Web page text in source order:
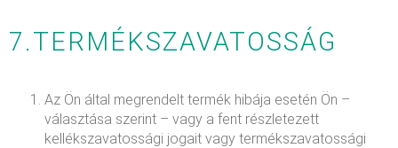
7.TERMÉKSZAVATOSSÁG
Az Ön által megrendelt termék hibája esetén Ön –
választása szerint – vagy a fent részletezett
kellékszavatossági jogait vagy termékszavatossági